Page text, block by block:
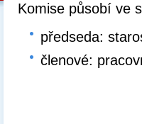
Komise působí ve
předseda:
členové: